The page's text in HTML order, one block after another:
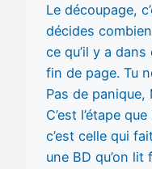
Le découpage,
décides
ce qu’il y a
fin de page. Tu
Pas de panique,
C’est l’étape
c’est celle qui
une BD qu’on